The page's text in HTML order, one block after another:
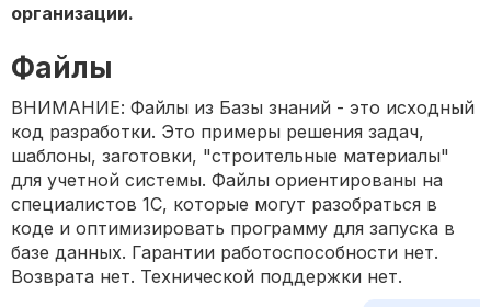
организации.
Файлы
ВНИМАНИЕ: Файлы из Базы знаний - это исходный
код разработки. Это примеры решения задач,
шаблоны, заготовки, "строительные материалы"
для учетной системы. Файлы ориентированы на
специалистов 1С, которые могут разобраться в
коде и оптимизировать программу для запуска в
базе данных. Гарантии работоспособности нет.
Возврата нет. Технической поддержки нет.